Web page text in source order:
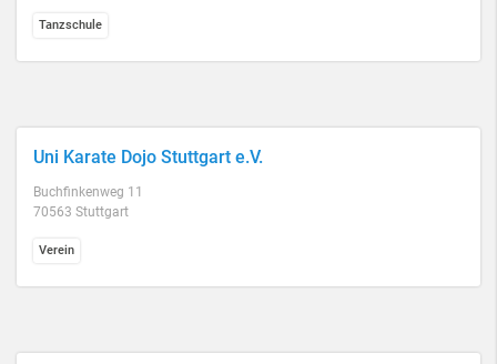
Tanzschule
Uni Karate Dojo Stuttgart e.V.
Buchfinkenweg 11
70563 Stuttgart
Verein